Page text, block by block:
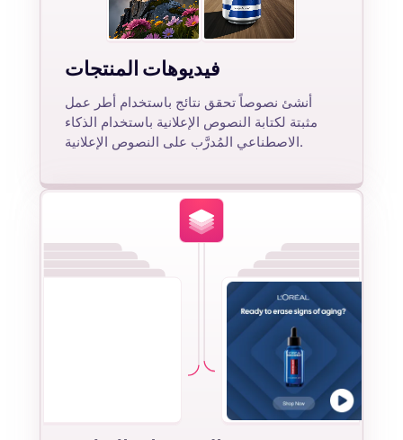
فيديوهات المنتجات
أنشئ نصوصاً تحقق نتائج باستخدام أطر عمل
مثبتة لكتابة النصوص الإعلانية باستخدام الذكاء
الاصطناعي المُدرَّب على النصوص الإعلانية.